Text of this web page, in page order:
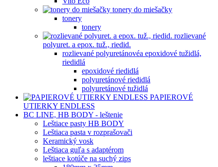
tonery do miešačky
tonery
tonery
rozlievané
polyuret. a epox. tuž., riedid.
rozlievané polyuretánovéa epoxidové tužidlá,
riedidlá
epoxidové riedidlá
polyuretánové riedidlá
polyuretánové tužidlá
PAPIEROVÉ
UTIERKY ENDLESS
BC LINE, HB BODY - leštenie
Leštiace pasty HB BODY
Leštiaca pasta v rozprašovači
Keramický vosk
Leštiaca guľa s adaptérom
leštiace kotúče na suchý zips